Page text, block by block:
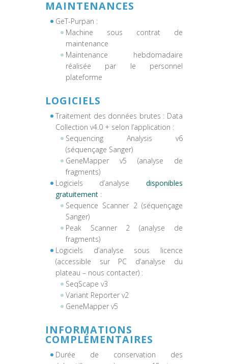
MAINTENANCES
GeT-Purpan :
Machine sous contrat de
maintenance
Maintenance hebdomadaire
réalisée par le personnel
plateforme
LOGICIELS
Traitement des données brutes : Data
Collection v4.0 + selon l’application :
Sequencing Analysis v6
(séquençage Sanger)
GeneMapper v5 (analyse de
fragments)
Logiciels d’analyse disponibles
gratuitement:
Sequence Scanner 2 (séquençage
Sanger)
Peak Scanner 2 (analyse de
fragments)
Logiciels d’analyse sous licence
(accessible sur PC d’analyse du
plateau – nous contacter) :
SeqScape v3
Variant Reporter v2
GeneMapper v5
INFORMATIONS
COMPLÉMENTAIRES
Durée de conservation des